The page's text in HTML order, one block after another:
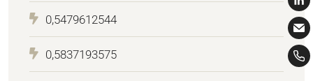
0,5479612544
0,5837193575